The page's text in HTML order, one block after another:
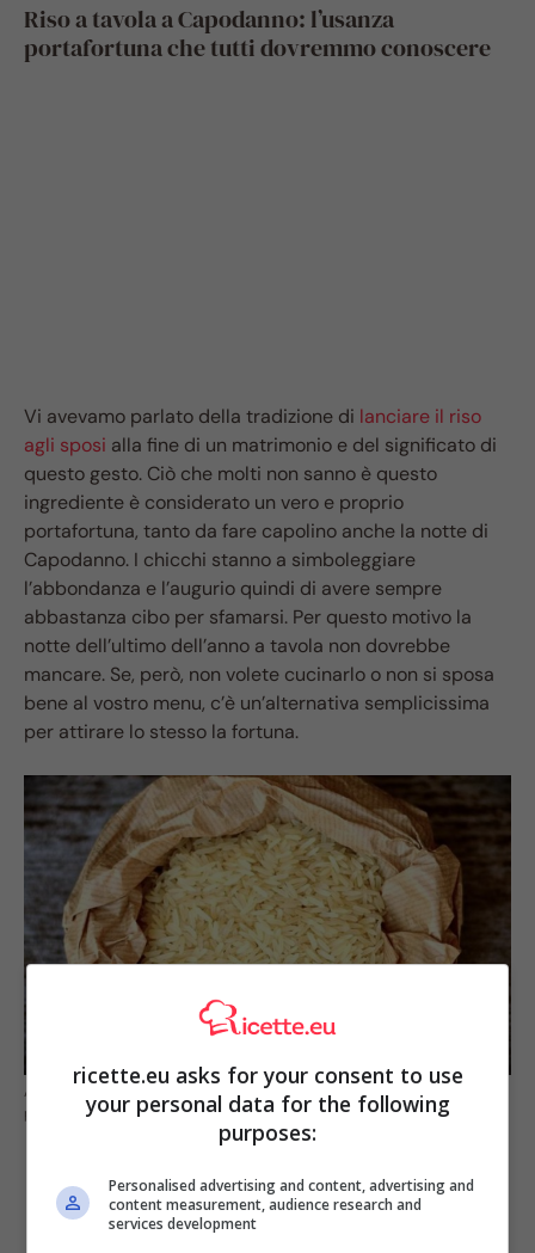
Riso a tavola a Capodanno: l’usanza
portafortuna che tutti dovremmo conoscere
Vi avevamo parlato della tradizione di lanciare il riso
agli sposi alla fine di un matrimonio e del significato di
questo gesto. Ciò che molti non sanno è questo
ingrediente è considerato un vero e proprio
portafortuna, tanto da fare capolino anche la notte di
Capodanno. I chicchi stanno a simboleggiare
l’abbondanza e l’augurio quindi di avere sempre
abbastanza cibo per sfamarsi. Per questo motivo la
notte dell’ultimo dell’anno a tavola non dovrebbe
mancare. Se, però, non volete cucinarlo o non si sposa
bene al vostro menu, c’è un’alternativa semplicissima
per attirare lo stesso la fortuna.
A Capodanno il riso porta fortuna: se non vuoi cucinarlo fai così (fonte
pixabey)
ricette.eu asks for your consent to use
your personal data for the following
purposes:
Personalised advertising and content, advertising and
content measurement, audience research and
services development